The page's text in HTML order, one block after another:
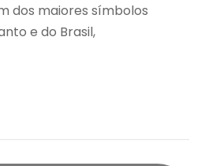
dos maiores símbolos
e do Brasil,